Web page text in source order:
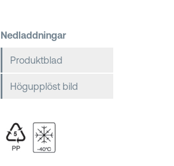
Nedladdningar
Produktblad
Högupplöst bild